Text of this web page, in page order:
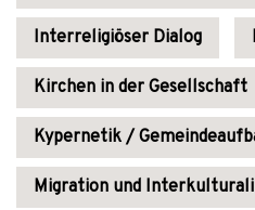
Interreligiöser Dialog
Kirchen in der Gesellschaft
Kypernetik /
Migration und